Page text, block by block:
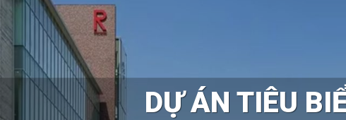
DỰ ÁN TIÊU